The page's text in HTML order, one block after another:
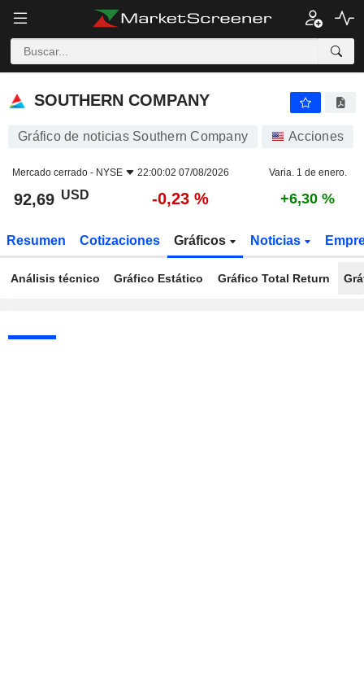
SOUTHERN COMPANY
SOUTHERN COMPANY
Gráfico de noticias Southern Company Acciones
Mercado cerrado - NYSE 22:00:02 07/08/2026 Varia. 1 de enero.
92,69 USD -0,23 % +6,30 %
Resumen Cotizaciones Gráficos Noticias
Análisis técnico Gráfico Estático Gráfico Total Return